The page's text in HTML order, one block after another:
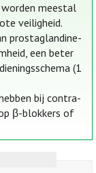
meestal
veiligheid.
prostaglandine-
een beter
(1
bij contra-
β-blokkers of